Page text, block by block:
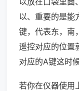
以、重要的是能
键，代表东，南
遥控对应的位置
对应的A键这时
若你在仪器使用